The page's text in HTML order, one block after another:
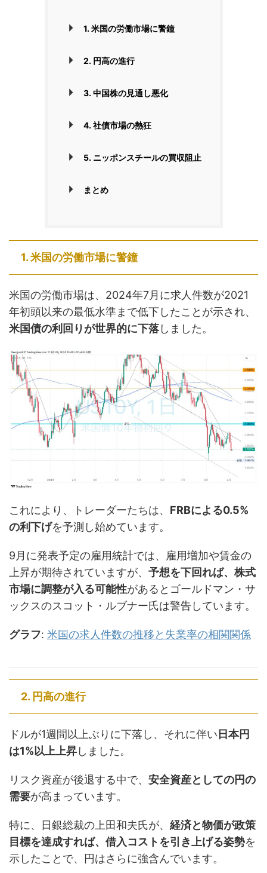
1. 米国の労働市場に警鐘
2. 円高の進行
3. 中国株の見通し悪化
4. 社債市場の熱狂
5. ニッポンスチールの買収阻止
まとめ
1. 米国の労働市場に警鐘
米国の労働市場は、2024年7月に求人件数が2021
年初頭以来の最低水準まで低下したことが示され、
米国債の利回りが世界的に下落しました。
これにより、トレーダーたちは、 FRBによる0.5%
の利下げを予測し始めています。
9月に発表予定の雇用統計では、雇用増加や賃金の
上昇が期待されていますが、 予想を下回れば、株式
市場に調整が入る可能性があるとゴールドマン・サ
ックスのスコット・ルブナー氏は警告しています。
グラフ: 米国の求人件数の推移と失業率の相関関係
2. 円高の進行
ドルが1週間以上ぶりに下落し、それに伴い日本円
は1%以上上昇しました。
リスク資産が後退する中で、 安全資産としての円の
需要が高まっています。
特に、日銀総裁の上田和夫氏が、 経済と物価が政策
目標を達成すれば、借入コストを引き上げる姿勢を
示したことで、円はさらに強含んでいます。